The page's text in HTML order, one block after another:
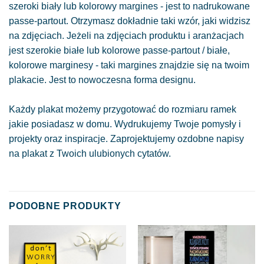
szeroki biały lub kolorowy margines - jest to nadrukowane
passe-partout. Otrzymasz dokładnie taki wzór, jaki widzisz
na zdjęciach. Jeżeli na zdjęciach produktu i aranżacjach
jest szerokie białe lub kolorowe passe-partout / białe,
kolorowe marginesy - taki margines znajdzie się na twoim
plakacie. Jest to nowoczesna forma designu.
Każdy plakat możemy przygotować do rozmiaru ramek
jakie posiadasz w domu. Wydrukujemy Twoje pomysły i
projekty oraz inspiracje. Zaprojektujemy ozdobne napisy
na plakat z Twoich ulubionych cytatów.
PODOBNE PRODUKTY